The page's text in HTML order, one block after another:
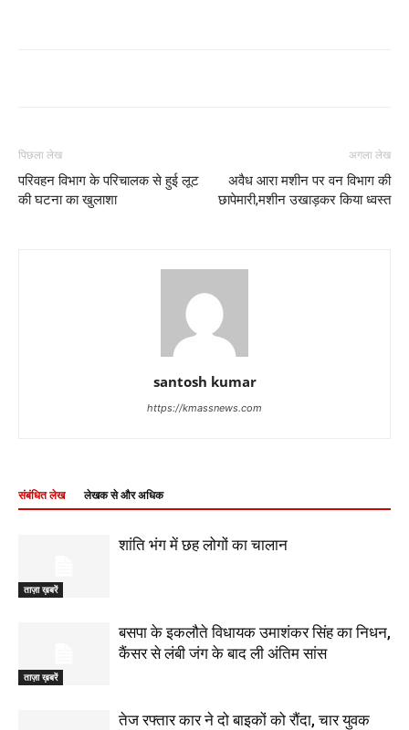
पिछला लेख
परिवहन विभाग के परिचालक से हुई लूट
की घटना का खुलाशा
अगला लेख
अवैध आरा मशीन पर वन विभाग की
छापेमारी,मशीन उखाड़कर किया ध्वस्त
santosh kumar
https://kmassnews.com
संबंधित लेख लेखक से और अधिक
ताज़ा ख़बरें
शांति भंग में छह लोगों का चालान
ताज़ा ख़बरें
बसपा के इकलौते विधायक उमाशंकर सिंह का निधन,
कैंसर से लंबी जंग के बाद ली अंतिम सांस
तेज रफ्तार कार ने दो बाइकों को रौंदा, चार युवक